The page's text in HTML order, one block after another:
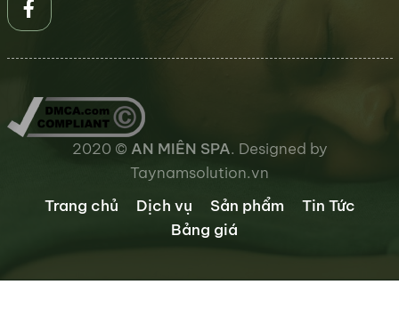
2020 © AN MIÊN SPA. Designed by
Taynamsolution.vn
Trang chủ
Dịch vụ Sản phẩm
Tin Tức
Bảng giá